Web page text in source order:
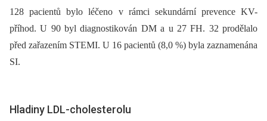
128 pacientů bylo léčeno v rámci sekundární prevence KV-
příhod. U 90 byl diagnostikován DM a u 27 FH. 32 prodělalo
před zařazením STEMI. U 16 pacientů (8,0 %) byla zaznamenána
SI.
Hladiny LDL-cholesterolu